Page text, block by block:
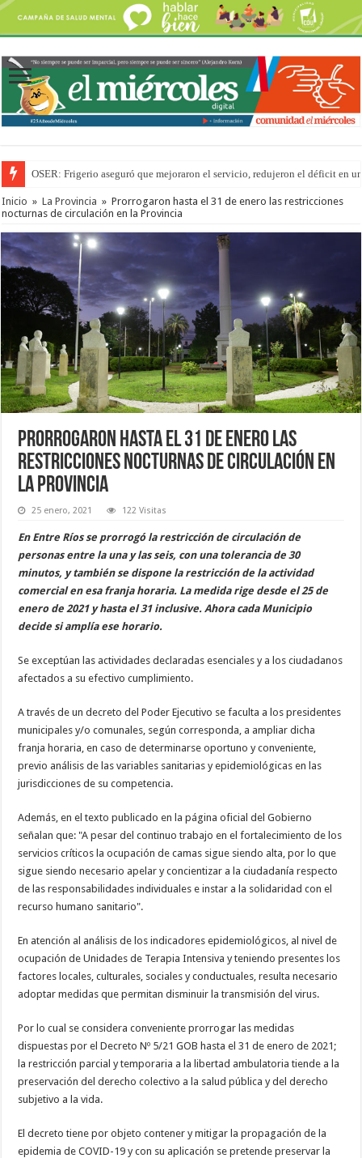
OSER: Frigerio aseguró que mejoraron el servicio, redujeron el déficit en
Inicio » La Provincia » Prorrogaron hasta el 31 de enero las restricciones
nocturnas de circulación en la Provincia
Prorrogaron hasta el 31 de enero las
restricciones nocturnas de circulación en
la Provincia
25 enero, 2021 122 Visitas
En Entre Ríos se prorrogó la restricción de circulación de
personas entre la una y las seis, con una tolerancia de 30
minutos, y también se dispone la restricción de la actividad
comercial en esa franja horaria. La medida rige desde el 25 de
enero de 2021 y hasta el 31 inclusive. Ahora cada Municipio
decide si amplía ese horario.
Se exceptúan las actividades declaradas esenciales y a los ciudadanos
afectados a su efectivo cumplimiento.
A través de un decreto del Poder Ejecutivo se faculta a los presidentes
municipales y/o comunales, según corresponda, a ampliar dicha
franja horaria, en caso de determinarse oportuno y conveniente,
previo análisis de las variables sanitarias y epidemiológicas en las
jurisdicciones de su competencia.
Además, en el texto publicado en la página oficial del Gobierno
señalan que: "A pesar del continuo trabajo en el fortalecimiento de los
servicios críticos la ocupación de camas sigue siendo alta, por lo que
sigue siendo necesario apelar y concientizar a la ciudadanía respecto
de las responsabilidades individuales e instar a la solidaridad con el
recurso humano sanitario".
En atención al análisis de los indicadores epidemiológicos, al nivel de
ocupación de Unidades de Terapia Intensiva y teniendo presentes los
factores locales, culturales, sociales y conductuales, resulta necesario
adoptar medidas que permitan disminuir la transmisión del virus.
Por lo cual se considera conveniente prorrogar las medidas
dispuestas por el Decreto Nº 5/21 GOB hasta el 31 de enero de 2021;
la restricción parcial y temporaria a la libertad ambulatoria tiende a la
preservación del derecho colectivo a la salud pública y del derecho
subjetivo a la vida.
El decreto tiene por objeto contener y mitigar la propagación de la
epidemia de COVID-19 y con su aplicación se pretende preservar la